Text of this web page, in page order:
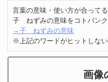
言葉の意味・使い方が合って
子 ねずみの意味をコトバンク
→子 ねずみの意味
※上記のワードがヒットしない
画像